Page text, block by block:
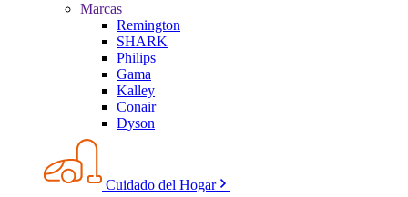
Marcas
Remington
SHARK
Philips
Gama
Kalley
Conair
Dyson
Cuidado del Hogar